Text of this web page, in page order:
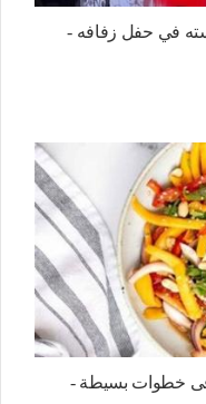
في حفل زفافه -
فى خطوات بسيطة -